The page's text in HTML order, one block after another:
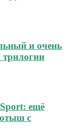
и очень
ещё
с